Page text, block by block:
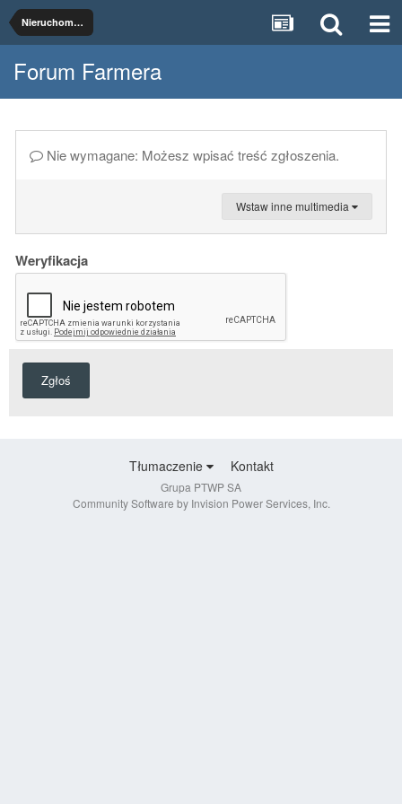
Nieruchomości rolne
Forum Farmera
Nie wymagane: Możesz wpisać treść zgłoszenia.
Wstaw inne multimedia
Weryfikacja
Zgłoś
Tłumaczenie Kontakt
Grupa PTWP SA
Community Software by Invision Power Services, Inc.